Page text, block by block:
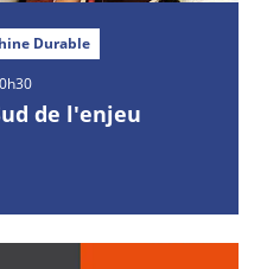
Durable
de l'enjeu